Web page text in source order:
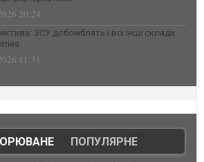
20:24
ЗСУ добомблять і всі інші склади
11:31
| ПОПУЛЯРНЕ